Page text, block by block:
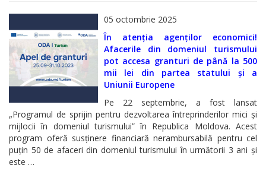
Declarații
de
avere
și
interese
personale
Regulamente
Consilierii
05 octombrie 2025
În atenția agenților economici!
Afacerile din domeniul turismului
pot accesa granturi de până la 500
mii lei din partea statului și a
Uniunii Europene
Pe 22 septembrie, a fost lansat
„Programul de sprijin pentru dezvoltarea întreprinderilor mici și
mijlocii în domeniul turismului” în Republica Moldova. Acest
program oferă susținere financiară nerambursabilă pentru cel
puțin 50 de afaceri din domeniul turismului în următorii 3 ani și
este …